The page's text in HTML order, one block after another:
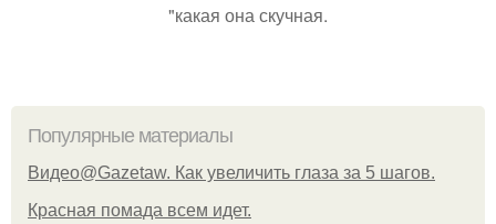
"какая она скучная.
Популярные материалы
Видео@Gazetaw. Как увеличить глаза за 5 шагов.
Красная помада всем идет.